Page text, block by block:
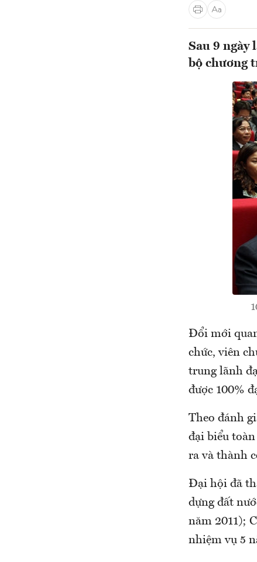
Sau 9
bộ chương
Đổi mới
chức, viên
trung lãnh
được 100%
Theo đánh
đại biểu
ra và thành
Đại hội đã
dựng đất
năm 2011);
nhiệm vụ 5